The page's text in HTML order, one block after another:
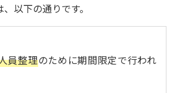
以下の通りです。
員整理のために期間限定で行われ